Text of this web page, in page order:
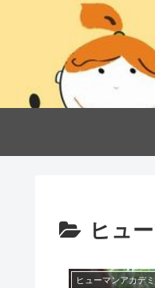
ヒュ
ヒューマンアカデ